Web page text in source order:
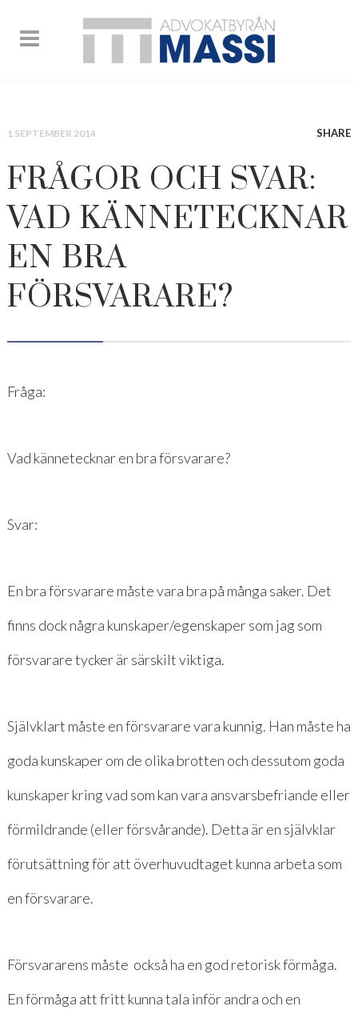
1 SEPTEMBER 2014 SHARE
FRÅGOR OCH SVAR:
VAD KÄNNETECKNAR
EN BRA
FÖRSVARARE?
Fråga:
Vad kännetecknar en bra försvarare?
Svar:
En bra försvarare måste vara bra på många saker. Det
finns dock några kunskaper/egenskaper som jag som
försvarare tycker är särskilt viktiga.
Självklart måste en försvarare vara kunnig. Han måste ha
goda kunskaper om de olika brotten och dessutom goda
kunskaper kring vad som kan vara ansvarsbefriande eller
förmildrande (eller försvårande). Detta är en självklar
förutsättning för att överhuvudtaget kunna arbeta som
en försvarare.
Försvararens måste också ha en god retorisk förmåga.
En förmåga att fritt kunna tala inför andra och en